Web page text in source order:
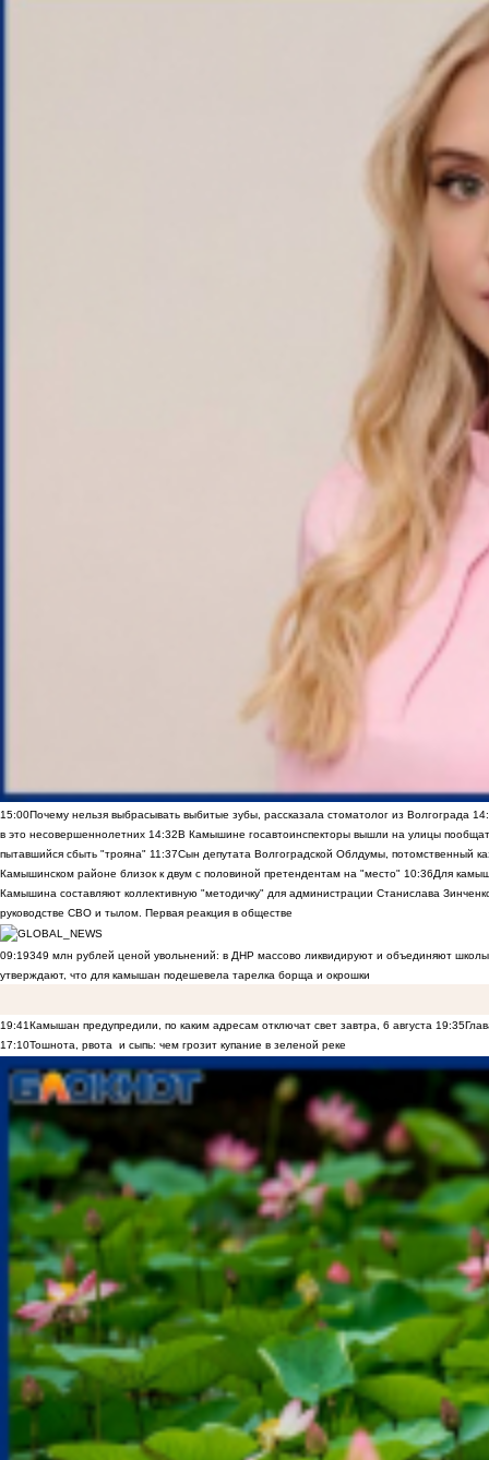
15:00Почему нельзя выбрасывать выбитые зубы, рассказала стоматолог из Волгограда
в это несовершеннолетних 14:32В Камышине госавтоинспекторы вышли на улицы
пытавшийся сбыть "трояна" 11:37Сын депутата Волгоградской Облдумы, потомственный
Камышинском районе близок к двум с половиной претендентам на "место" 10:36Для
Камышина составляют коллективную "методичку" для администрации Станислава
руководстве СВО и тылом. Первая реакция в обществе
09:19349 млн рублей ценой увольнений: в ДНР массово ликвидируют и объединяют
утверждают, что для камышан подешевела тарелка борща и окрошки
19:41Камышан предупредили, по каким адресам отключат свет завтра, 6 августа 19:35
17:10Тошнота, рвота и сыпь: чем грозит купание в зеленой реке